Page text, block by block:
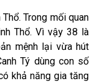
Trong mối quan
Thổ. Vì vậy 38 là
mệnh lại vừa hút
Tý dùng con số
khả năng gia tăng